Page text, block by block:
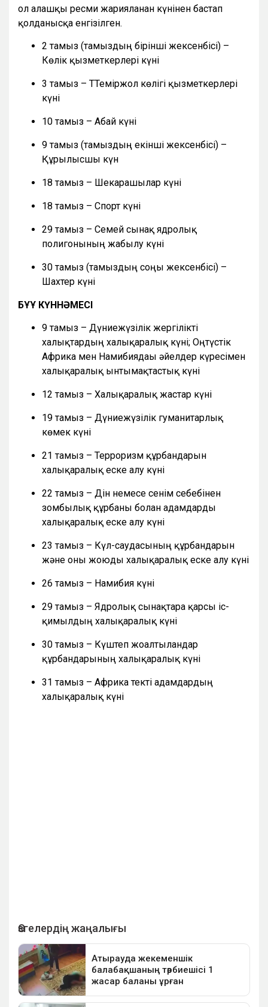
ол алғашқы ресми жарияланған күнінен бастап
қолданысқа енгізілген.
2 тамыз (тамыздың бірінші жексенбісі) –
Көлік қызметкерлері күні
3 тамыз – ТТеміржол көлігі қызметкерлері
күні
10 тамыз – Абай күні
9 тамыз (тамыздың екінші жексенбісі) –
Құрылысшы күн
18 тамыз – Шекарашылар күні
18 тамыз – Спорт күні
29 тамыз – Семей сынақ ядролық
полигонының жабылу күні
30 тамыз (тамыздың соңғы жексенбісі) –
Шахтер күні
БҰҰ КҮННӘМЕСІ
9 тамыз – Дүниежүзілік жергілікті
халықтардың халықаралық күні; Оңтүстік
Африка мен Намибиядағы әйелдер күресімен
халықаралық ынтымақтастық күні
12 тамыз – Халықаралық жастар күні
19 тамыз – Дүниежүзілік гуманитарлық
көмек күні
21 тамыз – Терроризм құрбандарын
халықаралық еске алу күні
22 тамыз – Дін немесе сенім себебінен
зомбылық құрбаны болған адамдарды
халықаралық еске алу күні
23 тамыз – Күл-саудасының құрбандарын
және оны жоюды халықаралық еске алу күні
26 тамыз – Намибия күні
29 тамыз – Ядролық сынақтарға қарсы іс-
қимылдың халықаралық күні
30 тамыз – Күштеп жоғалтылғандар
құрбандарының халықаралық күні
31 тамыз – Африка текті адамдардың
халықаралық күні